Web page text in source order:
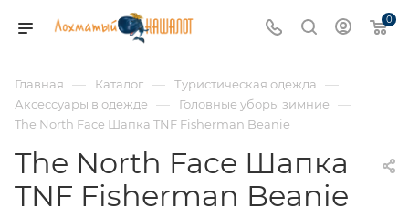
0
Главная — Каталог — Туристическая одежда —
Аксессуары в одежде — Головные уборы зимние —
The North Face Шапка TNF Fisherman Beanie
The North Face Шапка
TNF Fisherman Beanie